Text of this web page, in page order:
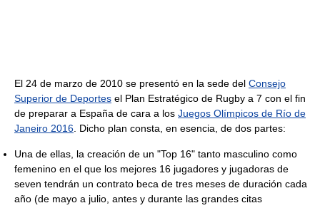
El 24 de marzo de 2010 se presentó en la sede del Consejo
Superior de Deportes el Plan Estratégico de Rugby a 7 con el fin
de preparar a España de cara a los Juegos Olímpicos de Río de
Janeiro 2016 . Dicho plan consta, en esencia, de dos partes:
Una de ellas, la creación de un "Top 16" tanto masculino como
femenino en el que los mejores 16 jugadores y jugadoras de
seven tendrán un contrato beca de tres meses de duración cada
año (de mayo a julio, antes y durante las grandes citas